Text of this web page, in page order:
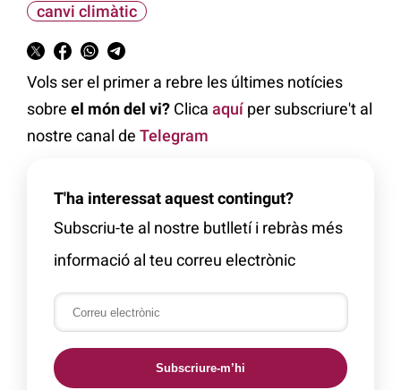
canvi climàtic
Vols ser el primer a rebre les últimes notícies
sobre el món del vi? Clica aquíper subscriure't al
nostre canal de Telegram
T'ha interessat aquest contingut?
Subscriu-te al nostre butlletí i rebràs més
informació al teu correu electrònic
Subscriure-m’hi